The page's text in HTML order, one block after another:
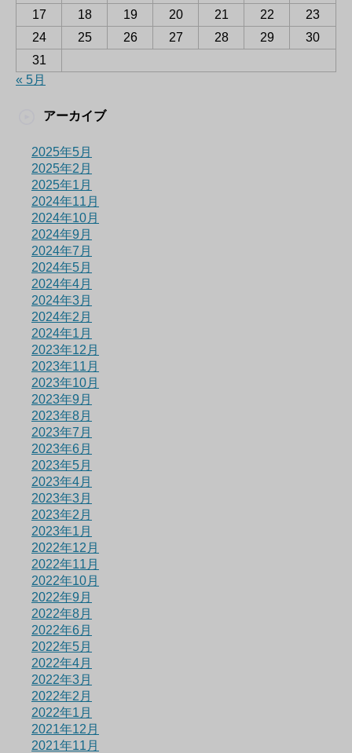
17
18 19 20 21 22
23
24
25 26 27 28 29
30
31
« 5月
アーカイブ
2025年5月
2025年2月
2025年1月
2024年11月
2024年10月
2024年9月
2024年7月
2024年5月
2024年4月
2024年3月
2024年2月
2024年1月
2023年12月
2023年11月
2023年10月
2023年9月
2023年8月
2023年7月
2023年6月
2023年5月
2023年4月
2023年3月
2023年2月
2023年1月
2022年12月
2022年11月
2022年10月
2022年9月
2022年8月
2022年6月
2022年5月
2022年4月
2022年3月
2022年2月
2022年1月
2021年12月
2021年11月